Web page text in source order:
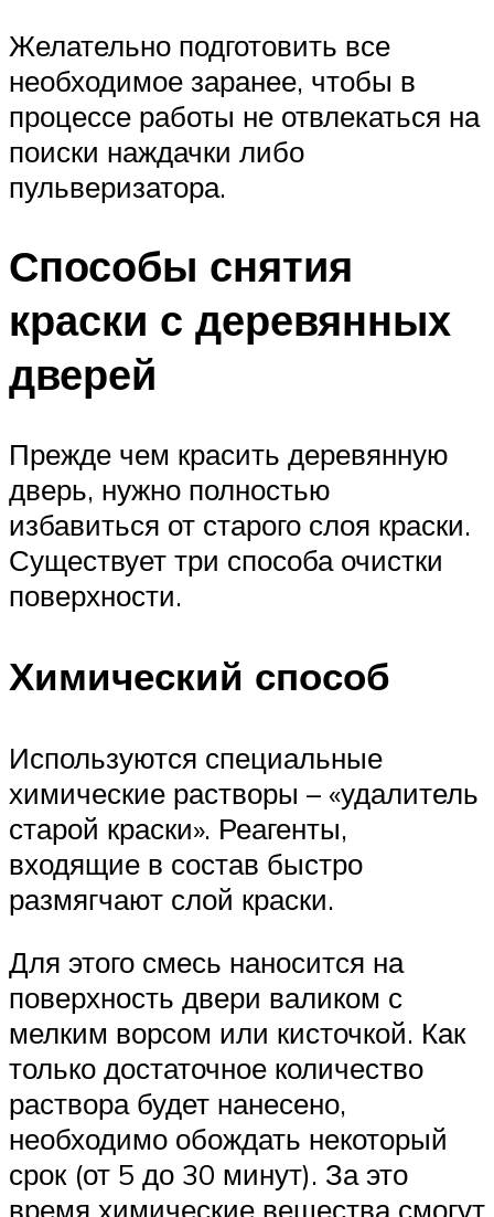
Желательно подготовить все
необходимое заранее, чтобы в
процессе работы не отвлекаться на
поиски наждачки либо
пульверизатора.
Способы снятия
краски с деревянных
дверей
Прежде чем красить деревянную
дверь, нужно полностью
избавиться от старого слоя краски.
Существует три способа очистки
поверхности.
Химический способ
Используются специальные
химические растворы – «удалитель
старой краски». Реагенты,
входящие в состав быстро
размягчают слой краски.
Для этого смесь наносится на
поверхность двери валиком с
мелким ворсом или кисточкой. Как
только достаточное количество
раствора будет нанесено,
необходимо обождать некоторый
срок (от 5 до 30 минут). За это
время химические вещества смогут